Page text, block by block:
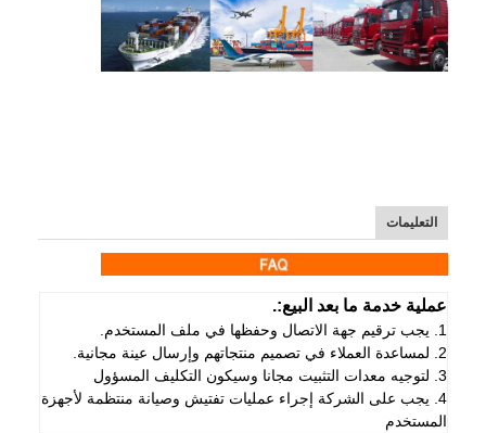
التعليمات
عملية خدمة ما بعد البيع:.
1. يجب ترقيم جهة الاتصال وحفظها في ملف المستخدم.
2. لمساعدة العملاء في تصميم منتجاتهم وإرسال عينة مجانية.
3. لتوجيه معدات التثبيت مجانا وسيكون التكليف المسؤول
4. يجب على الشركة إجراء عمليات تفتيش وصيانة منتظمة لأجهزة
المستخدم